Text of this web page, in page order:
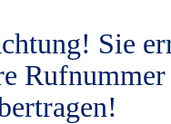
Sie
Rufnummer